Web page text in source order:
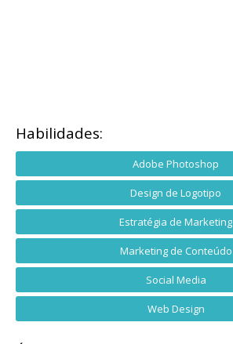
Habilidades:
Adobe Photoshop
Design de Logotipo
Estratégia de Marketing
Marketing de Conteúdo
Social Media
Web Design